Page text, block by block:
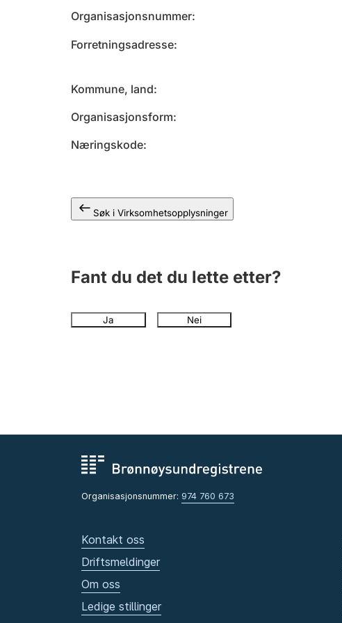
Organisasjonsnummer
Forretningsadresse
Kommune, land
Organisasjonsform
Næringskode
Søk i Virksomhetsopplysninger
Fant du det du lette etter?
Ja Nei
Organisasjonsnummer: 974 760 673
Kontakt oss
Driftsmeldinger
Om oss
Ledige stillinger